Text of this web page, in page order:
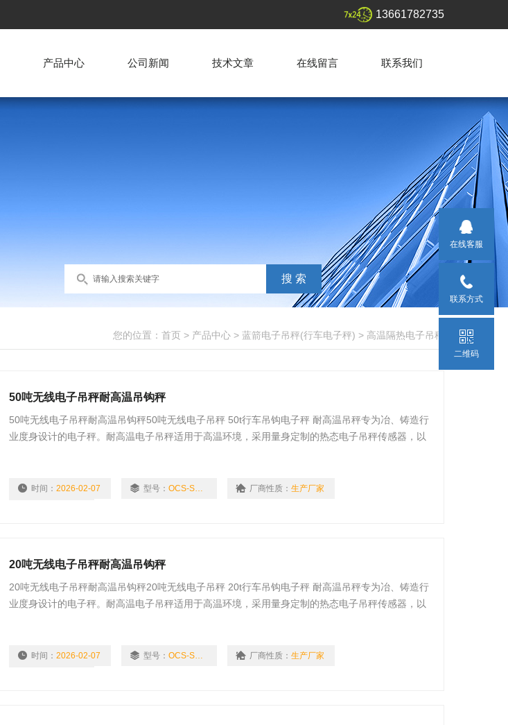
13661782735
产品中心 公司新闻 技术文章 在线留言 联系我们
您的位置： 首页 > 产品中心 > 蓝箭电子吊秤(行车电子秤) > 高温隔热电子吊秤
50吨无线电子吊秤耐高温吊钩秤
50吨无线电子吊秤耐高温吊钩秤50吨无线电子吊秤 50t行车吊钩电子秤 耐高温吊秤专为冶、铸造行
业度身设计的电子秤。耐高温电子吊秤适用于高温环境，采用量身定制的热态电子吊秤传感器，以
时间：2026-02-07 型号： OCS-SZ-HBC 厂商性质：生产厂家
20吨无线电子吊秤耐高温吊钩秤
20吨无线电子吊秤耐高温吊钩秤20吨无线电子吊秤 20t行车吊钩电子秤 耐高温吊秤专为冶、铸造行
业度身设计的电子秤。耐高温电子吊秤适用于高温环境，采用量身定制的热态电子吊秤传感器，以
时间：2026-02-07 型号： OCS-SZ-HBC 厂商性质：生产厂家
在线客服
联系方式
二维码